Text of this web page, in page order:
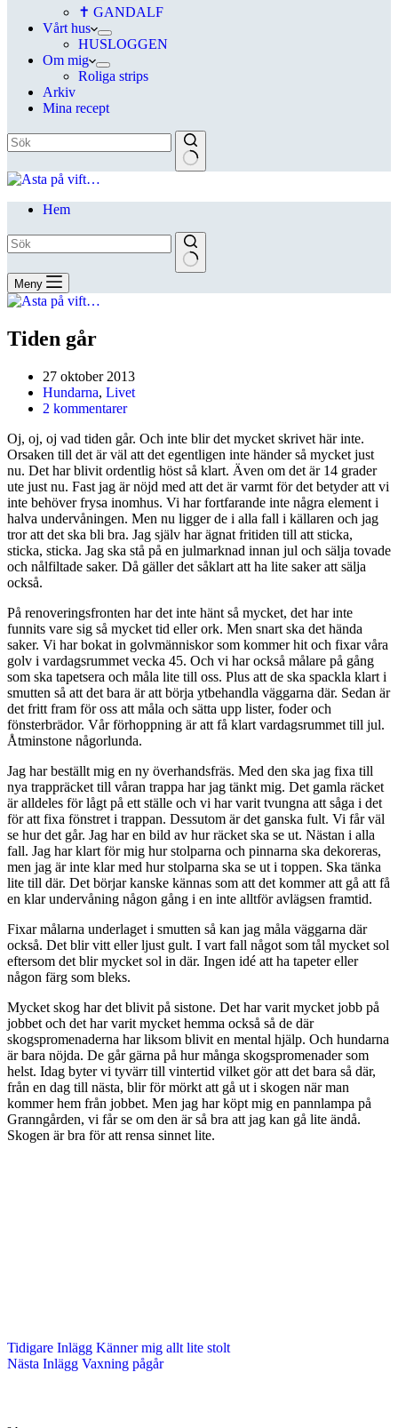
✝ GANDALF
Vårt hus
HUSLOGGEN
Om mig
Roliga strips
Arkiv
Mina recept
Hem
Meny
Tiden går
27 oktober 2013
Hundarna, Livet
2 kommentarer
Oj, oj, oj vad tiden går. Och inte blir det mycket skrivet här inte.
Orsaken till det är väl att det egentligen inte händer så mycket just
nu. Det har blivit ordentlig höst så klart. Även om det är 14 grader
ute just nu. Fast jag är nöjd med att det är varmt för det betyder att vi
inte behöver frysa inomhus. Vi har fortfarande inte några element i
halva undervåningen. Men nu ligger de i alla fall i källaren och jag
tror att det ska bli bra. Jag själv har ägnat fritiden till att sticka,
sticka, sticka. Jag ska stå på en julmarknad innan jul och sälja tovade
och nålfiltade saker. Då gäller det såklart att ha lite saker att sälja
också.
På renoveringsfronten har det inte hänt så mycket, det har inte
funnits vare sig så mycket tid eller ork. Men snart ska det hända
saker. Vi har bokat in golvmänniskor som kommer hit och fixar våra
golv i vardagsrummet vecka 45. Och vi har också målare på gång
som ska tapetsera och måla lite till oss. Plus att de ska spackla klart i
smutten så att det bara är att börja ytbehandla väggarna där. Sedan är
det fritt fram för oss att måla och sätta upp lister, foder och
fönsterbrädor. Vår förhoppning är att få klart vardagsrummet till jul.
Åtminstone någorlunda.
Jag har beställt mig en ny överhandsfräs. Med den ska jag fixa till
nya trappräcket till våran trappa har jag tänkt mig. Det gamla räcket
är alldeles för lågt på ett ställe och vi har varit tvungna att såga i det
för att fixa fönstret i trappan. Dessutom är det ganska fult. Vi får väl
se hur det går. Jag har en bild av hur räcket ska se ut. Nästan i alla
fall. Jag har klart för mig hur stolparna och pinnarna ska dekoreras,
men jag är inte klar med hur stolparna ska se ut i toppen. Ska tänka
lite till där. Det börjar kanske kännas som att det kommer att gå att få
en klar undervåning någon gång i en inte alltför avlägsen framtid.
Fixar målarna underlaget i smutten så kan jag måla väggarna där
också. Det blir vitt eller ljust gult. I vart fall något som tål mycket sol
eftersom det blir mycket sol in där. Ingen idé att ha tapeter eller
någon färg som bleks.
Mycket skog har det blivit på sistone. Det har varit mycket jobb på
jobbet och det har varit mycket hemma också så de där
skogspromenaderna har liksom blivit en mental hjälp. Och hundarna
är bara nöjda. De går gärna på hur många skogspromenader som
helst. Idag byter vi tyvärr till vintertid vilket gör att det bara så där,
från en dag till nästa, blir för mörkt att gå ut i skogen när man
kommer hem från jobbet. Men jag har köpt mig en pannlampa på
Granngården, vi får se om den är så bra att jag kan gå lite ändå.
Skogen är bra för att rensa sinnet lite.
Tidigare Inlägg Känner mig allt lite stolt
Nästa Inlägg Vaxning pågår